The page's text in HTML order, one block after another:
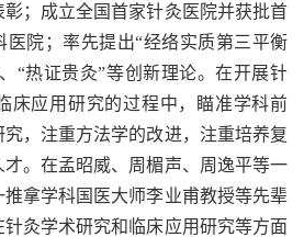
；成立全国首家针灸医院并获批首
医院；率先提出“经络实质第三平衡
“热证贵灸”等创新理论。在开展针
床应用研究的过程中，瞄准学科前
，注重方法学的改进，注重培养复
。在孟昭威、周楣声、周逸平等一
拿学科国医大师李业甫教授等先辈
灸学术研究和临床应用研究等方面